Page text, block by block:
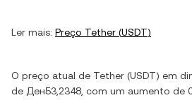
Ler mais: Preço Tether (USDT)
O preço atual de Tether (USDT) em
de Ден53,2348 , com um aumento de